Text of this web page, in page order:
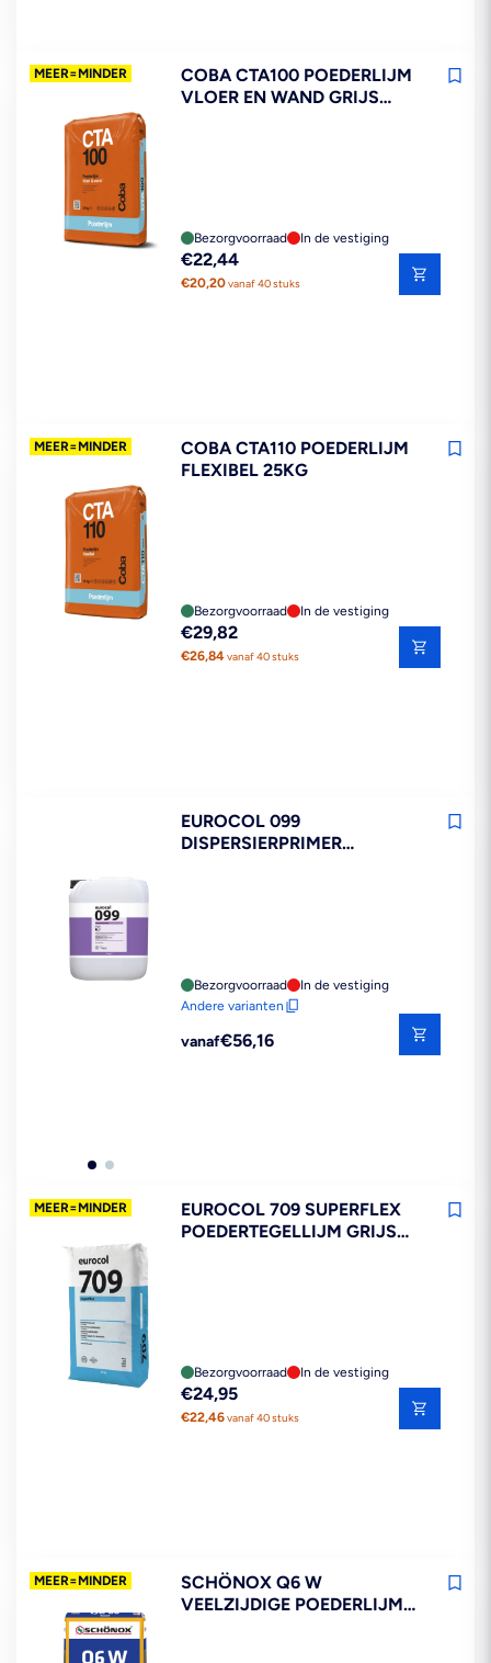
MEER=MINDER
COBA CTA100 POEDERLIJM
VLOER EN WAND GRIJS
Bezorgvoorraad In de vestiging
Reguliere
prijs
€22,44
€20,20vanaf 40 stuks
MEER=MINDER
COBA CTA110 POEDERLIJM
FLEXIBEL 25KG
Bezorgvoorraad In de vestiging
Reguliere
prijs
€29,82
€26,84vanaf 40 stuks
EUROCOL 099
DISPERSIERPRIMER
Bezorgvoorraad
In de vestiging
Andere varianten
Reguliere
vanaf€56,16
MEER=MINDER
EUROCOL 709 SUPERFLEX
POEDERTEGELLIJM GRIJS
Bezorgvoorraad In de vestiging
Reguliere
prijs
€24,95
€22,46vanaf 40 stuks
MEER=MINDER
SCHÖNOX Q6 W
VEELZIJDIGE POEDERLIJM